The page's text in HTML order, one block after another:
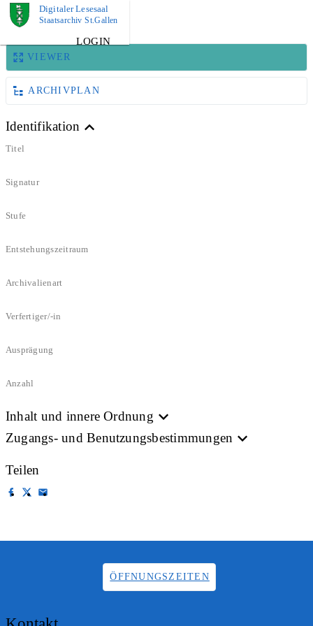
Digitaler Lesesaal
Staatsarchiv St.Gallen
LOGIN
BILD
VIEWER
ARCHIVPLAN
Identifikation
Titel
Signatur
Stufe
Entstehungszeitraum
Archivalienart
Verfertiger/-in
Ausprägung
Anzahl
Inhalt und innere Ordnung
Zugangs- und Benutzungsbestimmungen
Teilen
ÖFFNUNGSZEITEN